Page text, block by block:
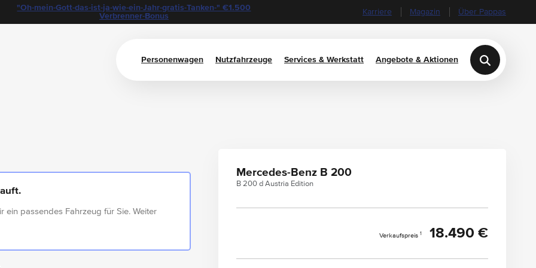
"Oh-mein-Gott-das-ist-ja-wie-ein-Jahr-gratis-Tanken-" €1.500
Verbrenner-Bonus
Karriere Magazin Über Pappas
Personenwagen Nutzfahrzeuge Services & Werkstatt Angebote & Aktionen
passendes Fahrzeug für Sie. Weiter
Mercedes-Benz B 200
B 200 d Austria Edition
Verkaufspreis 1 18.490 €